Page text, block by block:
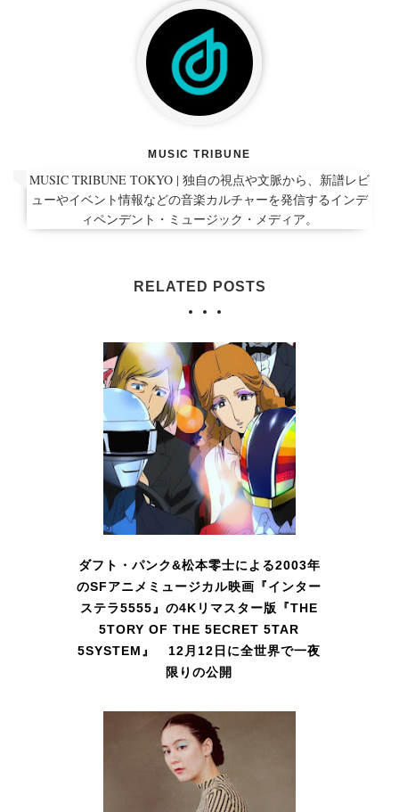
MUSIC TRIBUNE
MUSIC TRIBUNE TOKYO | 独自の視点や文脈から、新譜レビ
ューやイベント情報などの音楽カルチャーを発信するインデ
ィペンデント・ミュージック・メディア。
RELATED POSTS
ダフト・パンク&松本零士による2003年
のSFアニメミュージカル映画『インター
ステラ5555』の4Kリマスター版『THE
5TORY OF THE 5ECRET 5TAR
5SYSTEM』 12月12日に全世界で一夜
限りの公開